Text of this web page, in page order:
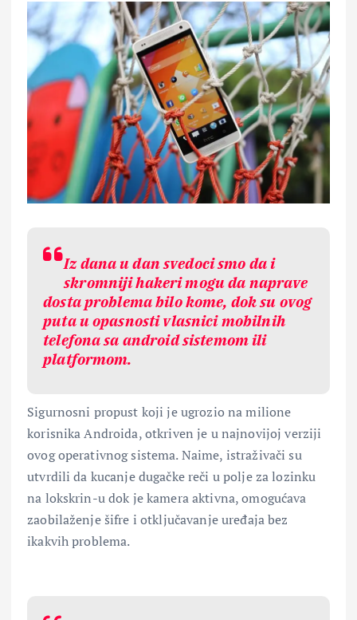
Iz dana u dan svedoci smo da i
skromniji hakeri mogu da naprave
dosta problema bilo kome, dok su ovog
puta u opasnosti vlasnici mobilnih
telefona sa android sistemom ili
platformom.
Sigurnosni propust koji je ugrozio na milione
korisnika Androida, otkriven je u najnovijoj verziji
ovog operativnog sistema. Naime, istraživači su
utvrdili da kucanje dugačke reči u polje za lozinku
na lokskrin-u dok je kamera aktivna, omogućava
zaobilaženje šifre i otključavanje uređaja bez
ikakvih problema.